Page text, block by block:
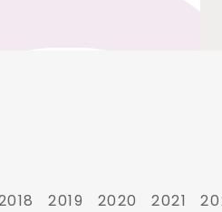
2019 2020 2021